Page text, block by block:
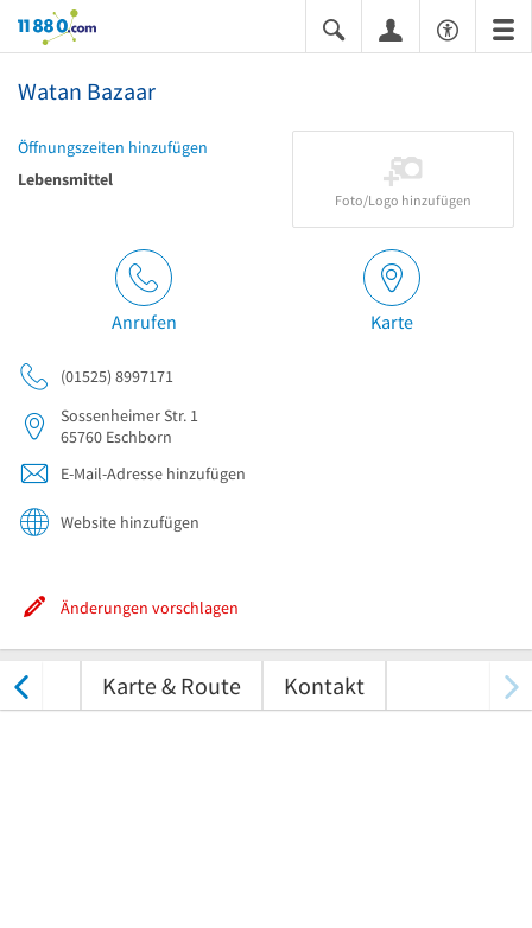
11880.com
Watan Bazaar
Öffnungszeiten hinzufügen
Lebensmittel
Foto/Logo hinzufügen
Anrufen Karte
(01525) 8997171
Sossenheimer Str. 1
65760 Eschborn
E-Mail-Adresse hinzufügen
Website hinzufügen
Änderungen vorschlagen
Karte & Route Kontakt